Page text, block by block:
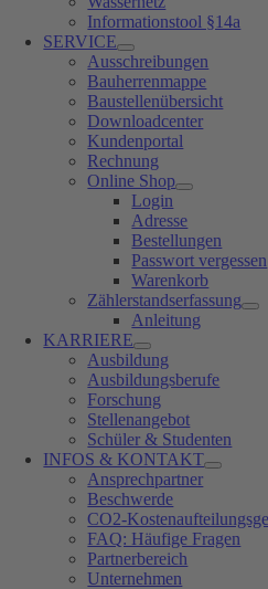
Informationstool §14a
SERVICE
Ausschreibungen
Bauherrenmappe
Baustellenübersicht
Downloadcenter
Kundenportal
Rechnung
Online Shop
Login
Adresse
Bestellungen
Passwort vergessen
Warenkorb
Zählerstandserfassung
Anleitung
KARRIERE
Ausbildung
Ausbildungsberufe
Forschung
Stellenangebot
Schüler & Studenten
INFOS & KONTAKT
Ansprechpartner
Beschwerde
CO2-
FAQ: Häufige Fragen
Partnerbereich
Unternehmen